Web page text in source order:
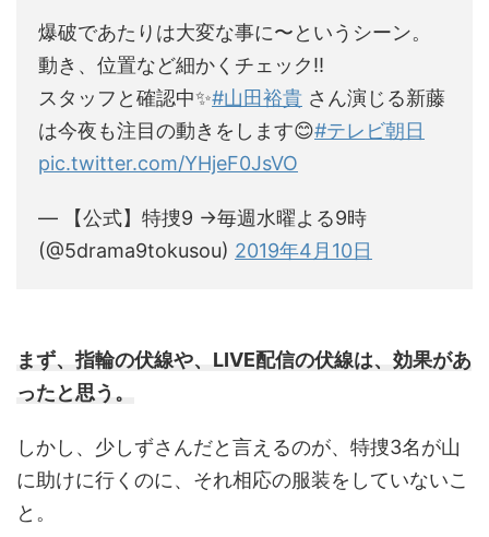
爆破であたりは大変な事に〜というシーン。
動き、位置など細かくチェック‼️
スタッフと確認中✨#山田裕貴 さん演じる新藤
は今夜も注目の動きをします😊#テレビ朝日
pic.twitter.com/YHjeF0JsVO
— 【公式】特捜9 →毎週水曜よる9時
(@5drama9tokusou) 2019年4月10日
まず、指輪の伏線や、LIVE配信の伏線は、効果があ
ったと思う。
しかし、少しずさんだと言えるのが、特捜3名が山
に助けに行くのに、それ相応の服装をしていないこ
と。